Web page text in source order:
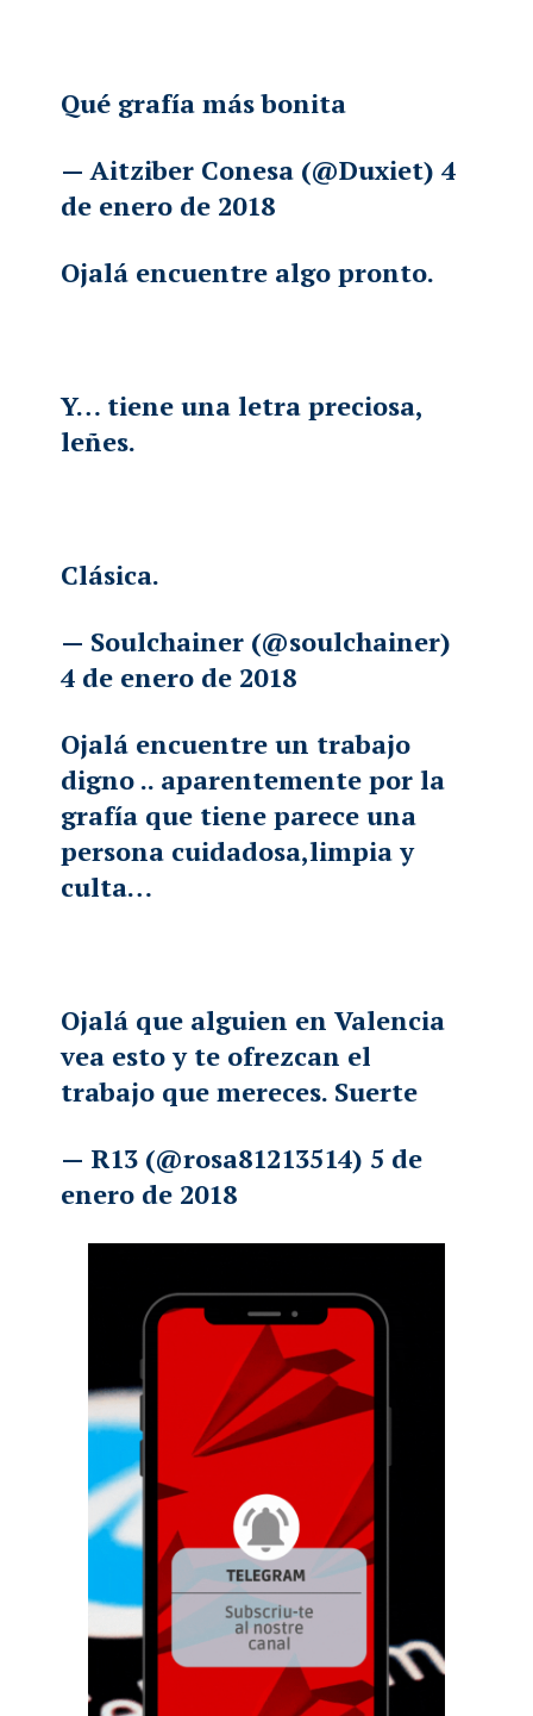
Qué grafía más bonita
— Aitziber Conesa (@Duxiet)4
de enero de 2018
Ojalá encuentre algo pronto.
Y… tiene una letra preciosa,
leñes.
Clásica.
— Soulchainer (@soulchainer)
4 de enero de 2018
Ojalá encuentre un trabajo
digno .. aparentemente por la
grafía que tiene parece una
persona cuidadosa,limpia y
culta…
Ojalá que alguien en Valencia
vea esto y te ofrezcan el
trabajo que mereces. Suerte
— R13 (@rosa81213514) 5 de
enero de 2018